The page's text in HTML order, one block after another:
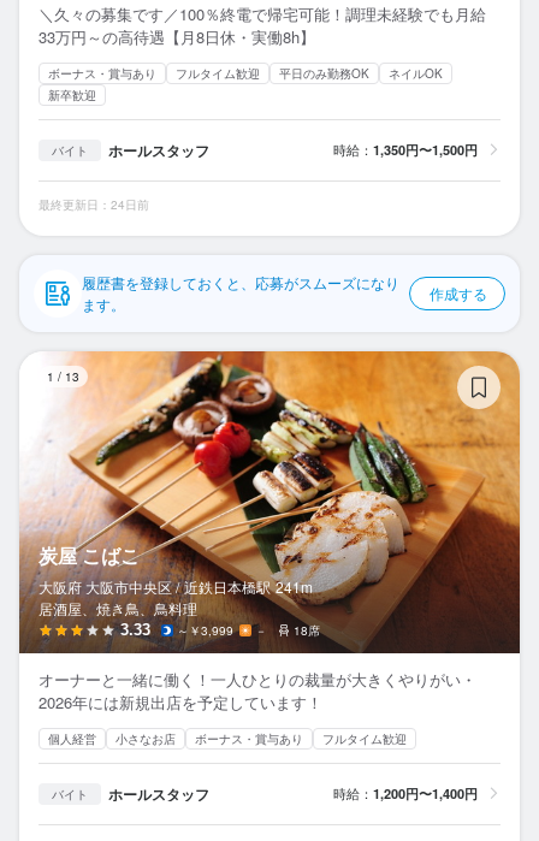
掲載をご検討の店舗様へ
食べログ求人PRESS
プライバシーポリシー
利用規約
企業情報
＼久々の募集です／100％終電で帰宅可能！調理未経験でも月給
33万円～の高待遇【月8日休・実働8h】
ボーナス・賞与あり フルタイム歓迎 平日のみ勤務OK
ネイルOK
新卒歓迎
バイト ホールスタッフ 時給： 1,350円〜1,500円
最終更新日：24日前
履歴書を登録しておくと、応募がスムーズになり
ます。
作成する
1 / 13
炭屋 こばこ
大阪府 大阪市中央区 / 近鉄日本橋駅 241m
居酒屋、焼き鳥、鳥料理
3.33 ～￥3,999 － 18席
オーナーと一緒に働く！一人ひとりの裁量が大きくやりがい・
2026年には新規出店を予定しています！
個人経営 小さなお店 ボーナス・賞与あり フルタイム歓迎
バイト ホールスタッフ 時給： 1,200円〜1,400円